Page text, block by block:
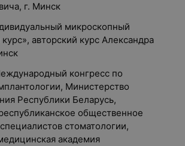
г. Минск
микроскопный
авторский курс Александра
конгресс по
Министерство
Республики Беларусь,
общественное
стоматологии,
академия